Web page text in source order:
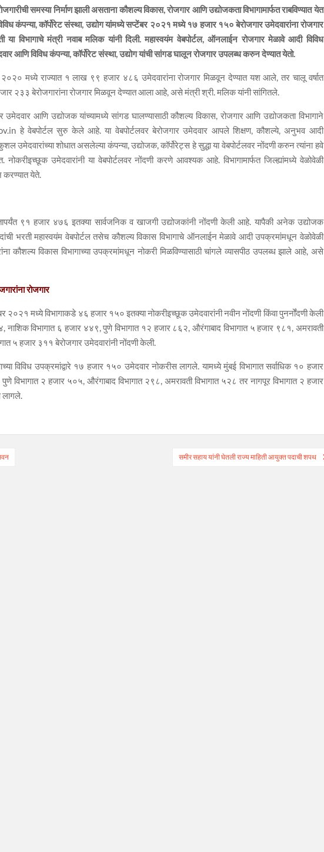
समस्या निर्माण झाली असताना कौशल्य विकास, रोजगार आणि उद्योजकता विभागामार्फत राबविण्यात येत
कंपन्या, कॉर्पोरेट संस्था, उद्योग यांमध्ये सप्टेंबर २०२१ मध्ये १७ हजार १५० बेरोजगार उमेदवारांना रोजगार
या विभागाचे मंत्री नवाब मलिक यांनी दिली. महास्वयंम वेबपोर्टल, ऑनलाईन रोजगार मेळावे आदी विविध
आणि विविध कंपन्या, कॉर्पोरेट संस्था, उद्योग यांची सांगड घालून रोजगार उपलब्ध करुन देण्यात येतो.
२०२० मध्ये राज्यात १ लाख ९९ हजार ४८६ उमेदवारांना रोजगार मिळवून देण्यात यश आले, तर चालू वर्षात
२३३ बेरोजगारांना रोजगार मिळवून देण्यात आला आहे, असे मंत्री श्री. मलिक यांनी सांगितले.
उमेदवार आणि उद्योजक यांच्यामध्ये सांगड घालण्यासाठी कौशल्य विकास, रोजगार आणि उद्योजकता विभागाने
हे वेबपोर्टल सुरु केले आहे. या वेबपोर्टलवर बेरोजगार उमेदवार आपले शिक्षण, कौशल्ये, अनुभव आदी
उमेदवारांच्या शोधात असलेल्या कंपन्या, उद्योजक, कॉर्पोरेट्स हे सुद्धा या वेबपोर्टलवर नोंदणी करुन त्यांना हवे
उमेदवारांनी या वेबपोर्टलवर नोंदणी करणे आवश्यक आहे. विभागामार्फत जिल्ह्यांमध्ये वेळोवेळी
करण्यात येते.
९१ हजार ४७६ इतक्या सार्वजनिक व खाजगी उद्योजकांनी नोंदणी केली आहे. यापैकी अनेक उद्योजक
भरती महास्वयंम वेबपोर्टल तसेच कौशल्य विकास विभागाचे ऑनलाईन मेळावे आदी उपक्रमांमधून वेळोवेळी
कौशल्य विकास विभागाच्या उपक्रमांमधून नोकरी मिळविण्यासाठी चांगले व्यासपीठ उपलब्ध झाले आहे, असे
रोजगार
२०२१ मध्ये विभागाकडे ४६ हजार १५० इतक्या नोकरीइच्छूक उमेदवारांनी नवीन नोंदणी किंवा पुनर्नोंदणी केली
नाशिक विभागात ६ हजार ४४९, पुणे विभागात १२ हजार ८६२, औरंगाबाद विभागात ५ हजार ९८१, अमरावती
५ हजार ३११ बेरोजगार उमेदवारांनी नोंदणी केली.
विविध उपक्रमांद्वारे १७ हजार १५० उमेदवार नोकरीस लागले. यामध्ये मुंबई विभागात सर्वाधिक १० हजार
विभागात २ हजार ५०५, औरंगाबाद विभागात २९८, अमरावती विभागात ५२८ तर नागपूर विभागात २ हजार
लागले.
समीर सहाय यांनी घेतली राज्य माहिती आयुक्त पदाची शपथ